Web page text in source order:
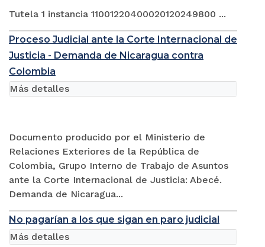
Tutela 1 instancia 11001220400020120249800 ...
Proceso Judicial ante la Corte Internacional de
Justicia - Demanda de Nicaragua contra
Colombia
Documento producido por el Ministerio de
Relaciones Exteriores de la República de
Colombia, Grupo Interno de Trabajo de Asuntos
ante la Corte Internacional de Justicia: Abecé.
Demanda de Nicaragua...
Más detalles
No pagarían a los que sigan en paro judicial
Más detalles